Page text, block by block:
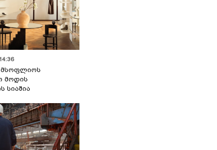
მსოფლიოს
მოდის
სიაშია